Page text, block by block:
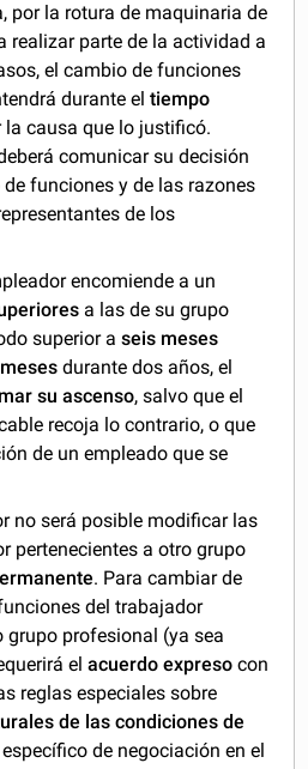
por la rotura de maquinaria de
realizar parte de la actividad a
el cambio de funciones
durante eltiempo
la causa que lo justificó.
comunicar su decisión
funciones y de las razones
de los
encomiende a un
a las de su grupo
superior a seis meses
durante dos años, el
su ascenso, salvo que el
recoja lo contrario, o que
de un empleado que se
no será posible modificar las
pertenecientes a otro grupo
. Para cambiar de
del trabajador
grupo profesional (ya sea
elacuerdo expreso con
reglas especiales sobre
de las condiciones de
de negociación en el